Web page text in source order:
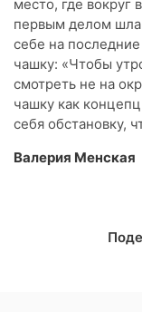
место, где вокруг
первым делом шла
себе на
чашку: «Чтобы
смотреть не на
чашку как
себя обстановку,
Валерия Менская